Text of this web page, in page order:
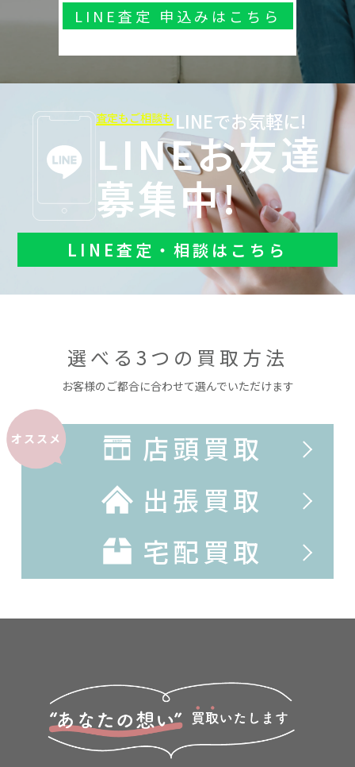
LINE査定 申込みはこちら
査定もご相談も LINEでお気軽に!
LINEお友達
募集中!
LINE査定・相談はこちら
選べる3つの買取方法
お客様のご都合に合わせて選んでいただけます
オススメ
店頭買取
出張買取
宅配買取